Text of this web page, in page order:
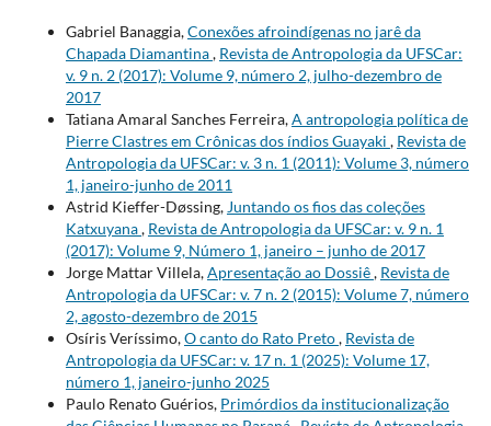
Gabriel Banaggia,Conexões afroindígenas no jarê da
Chapada Diamantina, Revista de Antropologia da UFSCar:
v. 9 n. 2 (2017): Volume 9, número 2, julho-dezembro de
2017
Tatiana Amaral Sanches Ferreira,A antropologia política de
Pierre Clastres em Crônicas dos índios Guayaki , Revista de
Antropologia da UFSCar: v. 3 n. 1 (2011): Volume 3, número
1, janeiro-junho de 2011
Astrid Kieffer-Døssing,Juntando os fios das coleções
Katxuyana, Revista de Antropologia da UFSCar: v. 9 n. 1
(2017): Volume 9, Número 1, janeiro – junho de 2017
Jorge Mattar Villela,Apresentação ao Dossiê, Revista de
Antropologia da UFSCar: v. 7 n. 2 (2015): Volume 7, número
2, agosto-dezembro de 2015
Osíris Veríssimo,O canto do Rato Preto, Revista de
Antropologia da UFSCar: v. 17 n. 1 (2025): Volume 17,
número 1, janeiro-junho 2025
Paulo Renato Guérios, Primórdios da institucionalização